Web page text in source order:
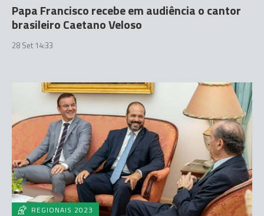
Papa Francisco recebe em audiência o cantor
brasileiro Caetano Veloso
28 Set 14:33
REGIONAIS 2023